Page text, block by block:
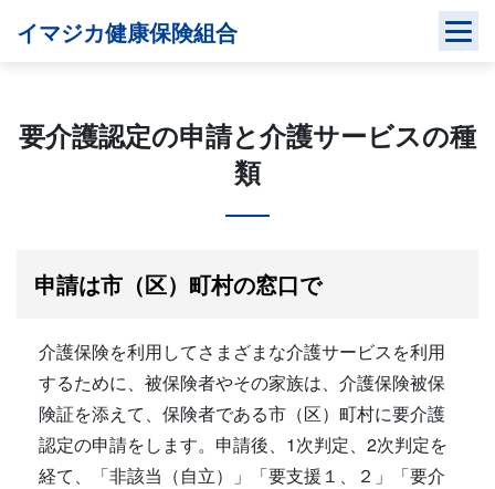
イマジカ健康保険組合
要介護認定の申請と介護サービスの種
類
申請は市（区）町村の窓口で
介護保険を利用してさまざまな介護サービスを利用
するために、被保険者やその家族は、介護保険被保
険証を添えて、保険者である市（区）町村に要介護
認定の申請をします。申請後、1次判定、2次判定を
経て、「非該当（自立）」「要支援１、２」「要介